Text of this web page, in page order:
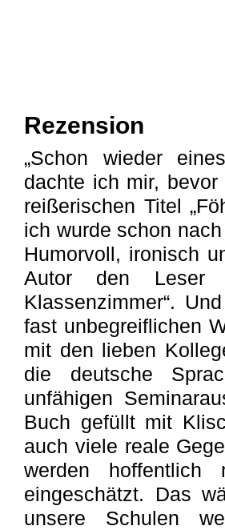
Rezension
„Schon wieder
dachte ich mir,
reißerischen Titel
ich wurde schon
Humorvoll, ironisch
Autor den Leser
Klassenzimmer“.
fast unbegreiflichen
mit den lieben
die deutsche
unfähigen
Buch gefüllt mit
auch viele reale
werden
eingeschätzt. Das
unsere Schulen